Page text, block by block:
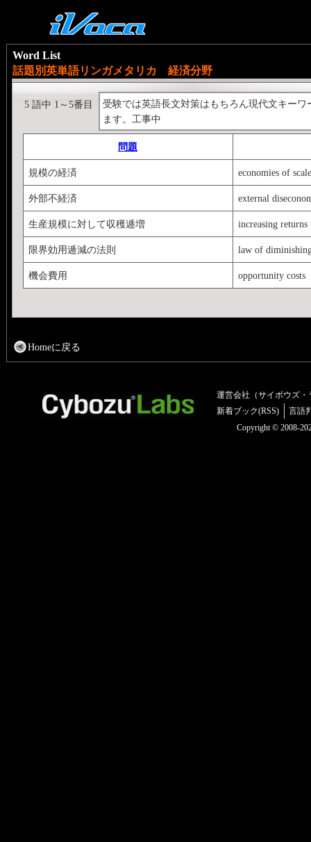
Word List
話題別英単語リンガメタリカ 経済分野
受験では英語長文対策はもちろん現代文キー
ます。工事中
5 語中 1～5番目
問題
規模の経済 economies of scale
外部不経済 external
生産規模に対して収穫逓増 increasing returns
限界効用逓減の法則 law of
機会費用 opportunity costs
Homeに戻る
運営会社（サイボウズ・
新着ブック(RSS)
言語
Copyright © 2008-